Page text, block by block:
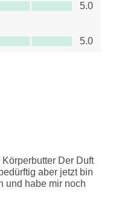
5.0
sur 5
5.0
Der Duft
aber jetzt bin
und habe mir noch